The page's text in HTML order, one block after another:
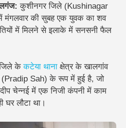
कुशीनगर जिले (Kushinagar
मंगलवार की सुबह एक युवक का शव
में मिलने से इलाके में सनसनी फैल
केकटेया थाना क्षेत्र के खालगांव
Sah) के रूप में हुई है, जो
चेन्नई में एक निजी कंपनी में काम
घर लौटा था।